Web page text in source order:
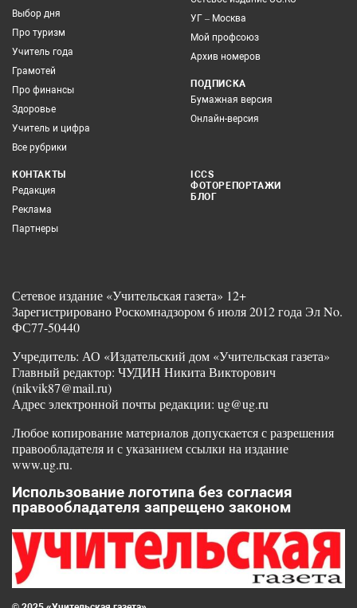
Выбор дня
Про туризм
Учитель года
Грамотей
Про финансы
Здоровье
Учитель и цифра
Все рубрики
УГ – Москва
Мой профсоюз
Архив номеров
ПОДПИСКА
Бумажная версия
Онлайн-версия
КОНТАКТЫ
Редакция
Реклама
Партнеры
ICCS
ФОТОРЕПОРТАЖИ
БЛОГ
Сетевое издание «Учительская газета» 12+
Зарегистрировано Роскомнадзором 6 июля 2012 года Эл No.
ФС77-50440
Учредитель: АО «Издательский дом «Учительская газета»
Главный редактор: ЧУДИН Никита Викторович
(nikvik87@mail.ru)
Адрес электронной почты редакции: ug@ug.ru
Любое копирование материалов допускается с разрешения
правообладателя и с указанием ссылки на издание
www.ug.ru.
Использование логотипа без согласия
правообладателя запрещено законом